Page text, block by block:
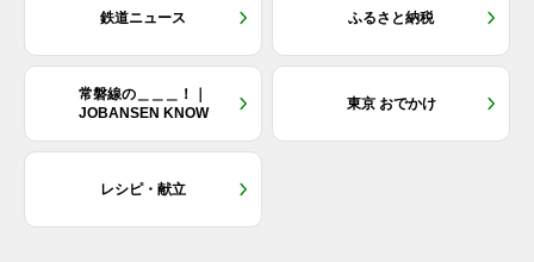
鉄道ニュース ふるさと納税
常磐線の＿＿＿！｜
JOBANSEN KNOW
東京 おでかけ
レシピ・献立